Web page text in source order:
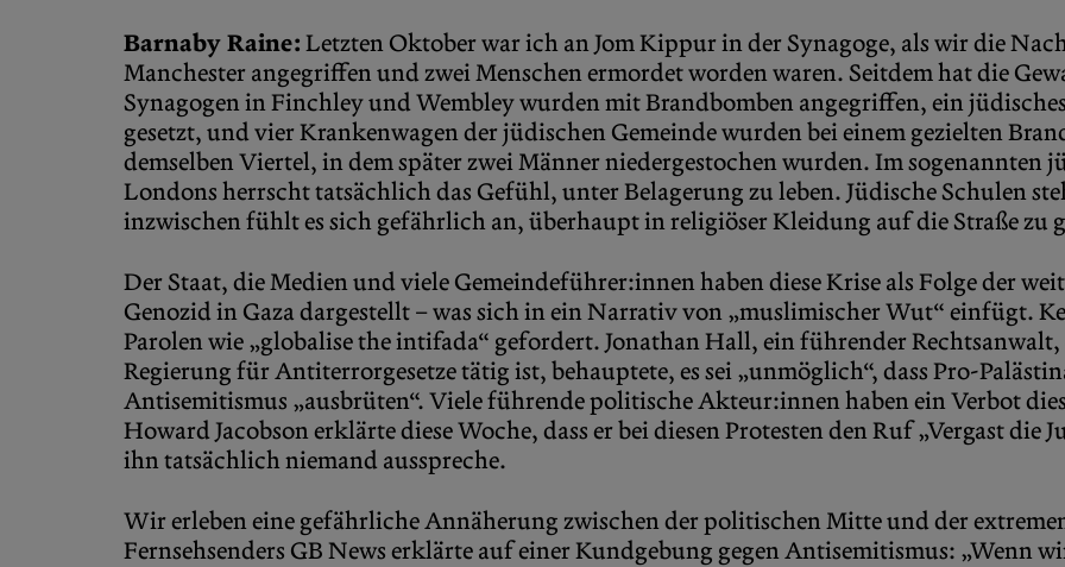
Barnaby Raine: Letzten Oktober war ich an Jom Kippur in der Synagoge, als wir die
Manchester angegriffen und zwei Menschen ermordet worden waren. Seitdem hat die
Synagogen in Finchley und Wembley wurden mit Brandbomben angegriffen, ein
gesetzt, und vier Krankenwagen der jüdischen Gemeinde wurden bei einem gezielten
demselben Viertel, in dem später zwei Männer niedergestochen wurden. Im sogenannten
Londons herrscht tatsächlich das Gefühl, unter Belagerung zu leben. Jüdische Schulen
inzwischen fühlt es sich gefährlich an, überhaupt in religiöser Kleidung auf die Straße zu
Der Staat, die Medien und viele Gemeindeführer:innen haben diese Krise als Folge der
Genozid in Gaza dargestellt – was sich in ein Narrativ von „muslimischer Wut“ einfügt.
Parolen wie „globalise the intifada“ gefordert. Jonathan Hall, ein führender
Regierung für Antiterrorgesetze tätig ist, behauptete, es sei „unmöglich“, dass Pro-
Antisemitismus „ausbrüten“. Viele führende politische Akteur:innen haben ein Verbot
Howard Jacobson erklärte diese Woche, dass er bei diesen Protesten den Ruf „Vergast die
ihn tatsächlich niemand ausspreche.
Wir erleben eine gefährliche Annäherung zwischen der politischen Mitte und der
Fernsehsenders GB News erklärte auf einer Kundgebung gegen Antisemitismus: „Wenn